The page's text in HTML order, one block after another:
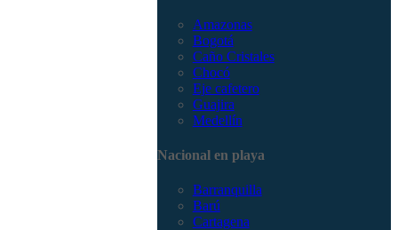
Amazonas
Bogotá
Caño Cristales
Chocó
Eje cafetero
Guajira
Medellín
Nacional en playa
Barranquilla
Barú
Cartagena